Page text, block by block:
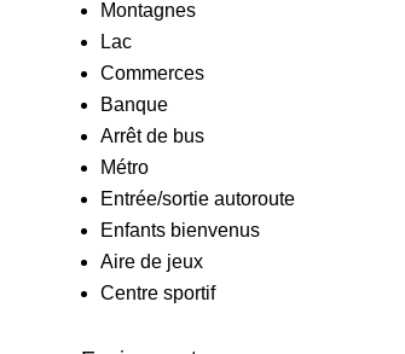
Montagnes
Lac
Commerces
Banque
Arrêt de bus
Métro
Entrée/sortie autoroute
Enfants bienvenus
Aire de jeux
Centre sportif